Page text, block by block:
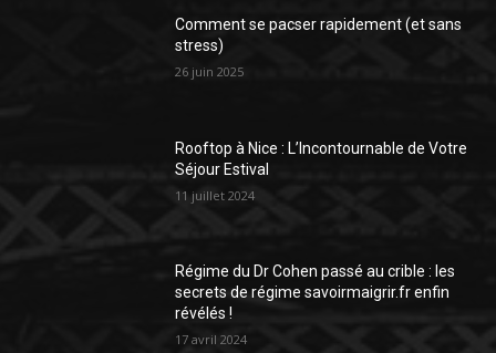
Comment se pacser rapidement (et sans
stress)
26 juin 2025
Rooftop à Nice : L’Incontournable de Votre
Séjour Estival
11 juillet 2024
Régime du Dr Cohen passé au crible : les
secrets de régime savoirmaigrir.fr enfin
révélés !
17 avril 2024